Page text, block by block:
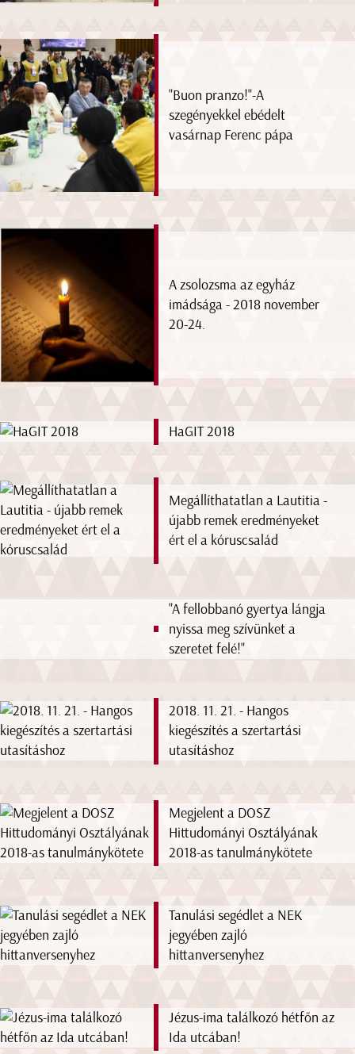
"Buon pranzo!"-A
szegényekkel ebédelt
vasárnap Ferenc pápa
A zsolozsma az egyház
imádsága - 2018 november
20-24.
HaGIT 2018
Megállíthatatlan a Lautitia -
újabb remek eredményeket
ért el a kóruscsalád
"A fellobbanó gyertya lángja
nyissa meg szívünket a
szeretet felé!"
2018. 11. 21. - Hangos
kiegészítés a szertartási
utasításhoz
Megjelent a DOSZ
Hittudományi Osztályának
2018-as tanulmánykötete
Tanulási segédlet a NEK
jegyében zajló
hittanversenyhez
Jézus-ima találkozó hétfőn az
Ida utcában!